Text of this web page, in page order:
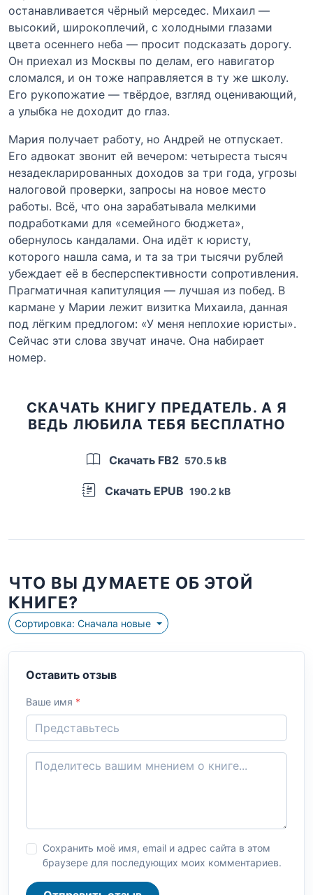
останавливается чёрный мерседес. Михаил —
высокий, широкоплечий, с холодными глазами
цвета осеннего неба — просит подсказать дорогу.
Он приехал из Москвы по делам, его навигатор
сломался, и он тоже направляется в ту же школу.
Его рукопожатие — твёрдое, взгляд оценивающий,
а улыбка не доходит до глаз.
Мария получает работу, но Андрей не отпускает.
Его адвокат звонит ей вечером: четыреста тысяч
незадекларированных доходов за три года, угрозы
налоговой проверки, запросы на новое место
работы. Всё, что она зарабатывала мелкими
подработками для «семейного бюджета»,
обернулось кандалами. Она идёт к юристу,
которого нашла сама, и та за три тысячи рублей
убеждает её в бесперспективности сопротивления.
Прагматичная капитуляция — лучшая из побед. В
кармане у Марии лежит визитка Михаила, данная
под лёгким предлогом: «У меня неплохие юристы».
Сейчас эти слова звучат иначе. Она набирает
номер.
СКАЧАТЬ КНИГУ ПРЕДАТЕЛЬ. А Я
ВЕДЬ ЛЮБИЛА ТЕБЯ БЕСПЛАТНО
Скачать FB2 570.5 kB
Скачать EPUB 190.2 kB
ЧТО ВЫ ДУМАЕТЕ ОБ ЭТОЙ
КНИГЕ?
Сортировка: Сначала новые
Оставить отзыв
Ваше имя *
Сохранить моё имя, email и адрес сайта в этом
браузере для последующих моих комментариев.